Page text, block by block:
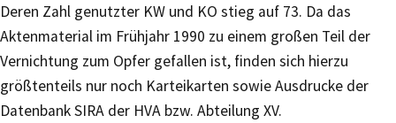
Deren Zahl genutzter KW und KO stieg auf 73. Da das
Aktenmaterial im Frühjahr 1990 zu einem großen Teil der
Vernichtung zum Opfer gefallen ist, finden sich hierzu
größtenteils nur noch Karteikarten sowie Ausdrucke der
Datenbank SIRA der HVA bzw. Abteilung XV.